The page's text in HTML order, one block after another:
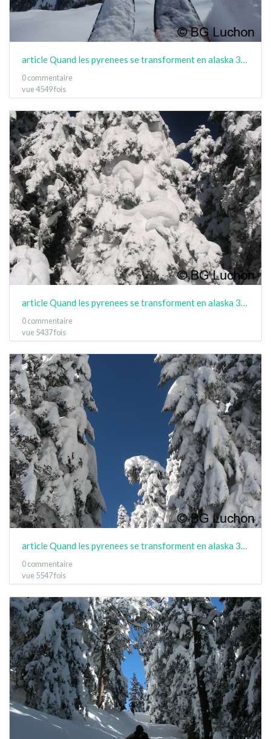
article Quand les pyrenees se transforment en alaska 3-15 05
0 commentaire
vue 4549 fois
article Quand les pyrenees se transforment en alaska 3-15 06
0 commentaire
vue 5437 fois
article Quand les pyrenees se transforment en alaska 3-15 07
0 commentaire
vue 5547 fois